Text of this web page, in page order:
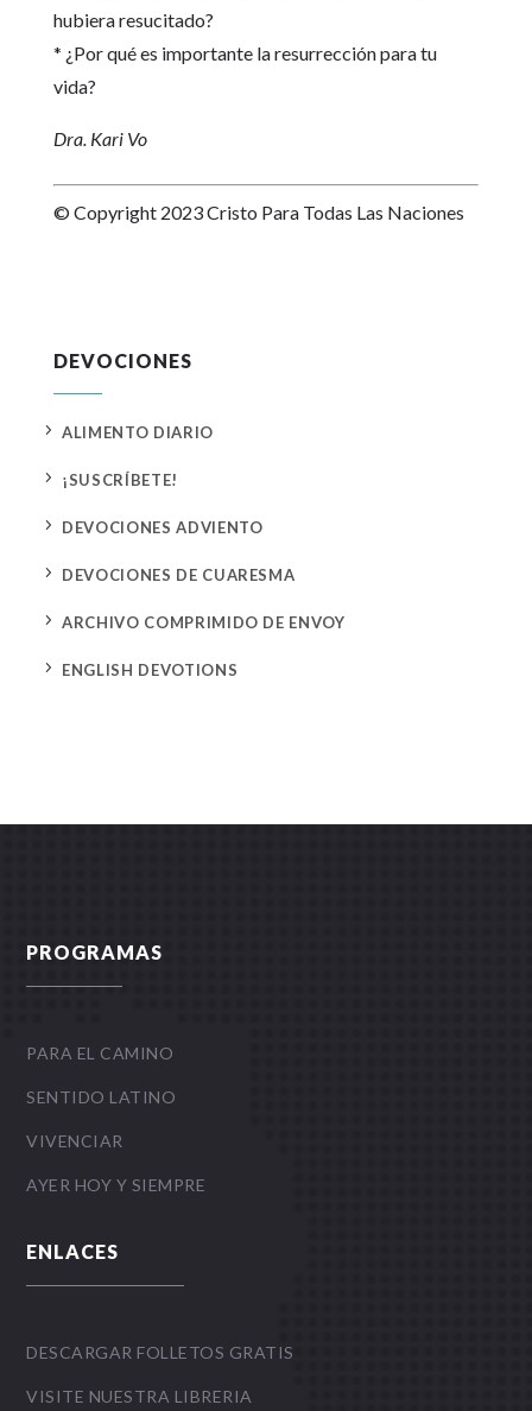
hubiera resucitado?
* ¿Por qué es importante la resurrección para tu
vida?
Dra. Kari Vo
© Copyright 2023 Cristo Para Todas Las Naciones
DEVOCIONES
5 ALIMENTO DIARIO
5 ¡SUSCRÍBETE!
5 DEVOCIONES ADVIENTO
5 DEVOCIONES DE CUARESMA
5 ARCHIVO COMPRIMIDO DE ENVOY
5 ENGLISH DEVOTIONS
PROGRAMAS
PARA EL CAMINO
SENTIDO LATINO
VIVENCIAR
AYER HOY Y SIEMPRE
ENLACES
DESCARGAR FOLLETOS GRATIS
VISITE NUESTRA LIBRERIA